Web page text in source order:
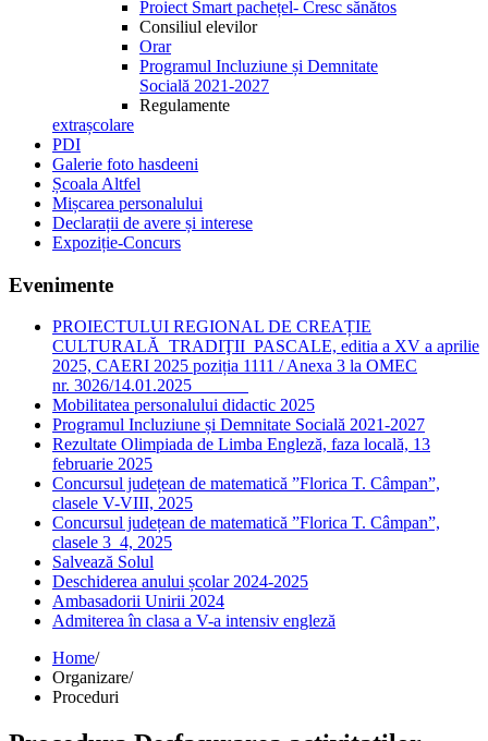
Proiect Smart pachețel- Cresc sănătos
Consiliul elevilor
Orar
Programul Incluziune și Demnitate
Socială 2021-2027
Regulamente
extrașcolare
PDI
Galerie foto hasdeeni
Școala Altfel
Mișcarea personalului
Declarații de avere și interese
Expoziție-Concurs
Evenimente
PROIECTULUI REGIONAL DE CREAȚIE
CULTURALĂ TRADIŢII PASCALE, editia a XV a aprilie
2025, CAERI 2025 poziția 1111 / Anexa 3 la OMEC
nr. 3026/14.01.2025
Mobilitatea personalului didactic 2025
Programul Incluziune și Demnitate Socială 2021-2027
Rezultate Olimpiada de Limba Engleză, faza locală, 13
februarie 2025
Concursul județean de matematică ”Florica T. Câmpan”,
clasele V-VIII, 2025
Concursul județean de matematică ”Florica T. Câmpan”,
clasele 3_4, 2025
Salvează Solul
Deschiderea anului școlar 2024-2025
Ambasadorii Unirii 2024
Admiterea în clasa a V-a intensiv engleză
Home/
Organizare/
Proceduri